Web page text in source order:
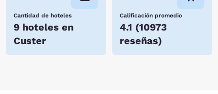
Cantidad de hoteles
9 hoteles en
Custer
Calificación promedio
4.1 (10973
reseñas)